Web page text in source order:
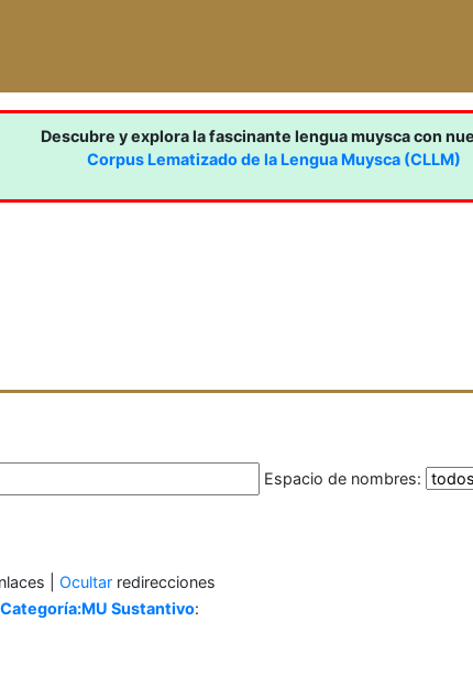
Descubre y explora la fascinante lengua muysca con
Corpus Lematizado de la Lengua Muysca (CLLM)
Espacio de nombres:
| Ocultar redirecciones
Categoría:MU Sustantivo: